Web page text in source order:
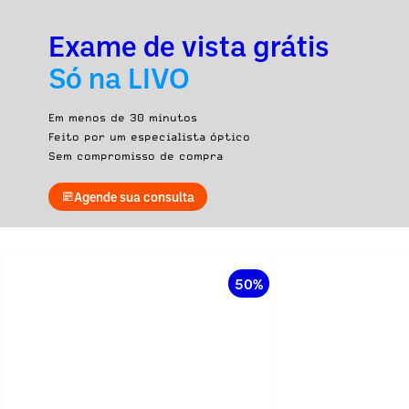
Exame de vista grátis
Só na LIVO
Em menos de 30 minutos
Feito por um especialista óptico
Sem compromisso de compra
Agende sua consulta
50%